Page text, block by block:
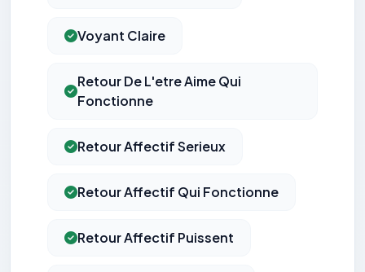
Voyant Claire
Retour De L'etre Aime Qui
Fonctionne
Retour Affectif Serieux
Retour Affectif Qui Fonctionne
Retour Affectif Puissent